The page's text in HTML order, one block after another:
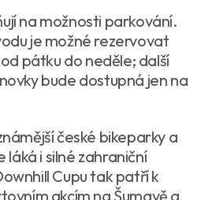
na možnosti parkování.
je možné rezervovat
pátku do neděle; další
bude dostupná jen na
české bikeparky a
láká i silné zahraniční
Cupu tak patří k
akcím na Šumavě a